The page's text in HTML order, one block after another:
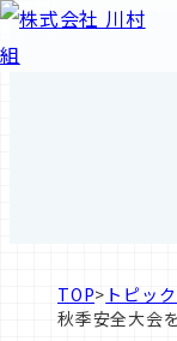
TOP> トピッ
秋季安全大会